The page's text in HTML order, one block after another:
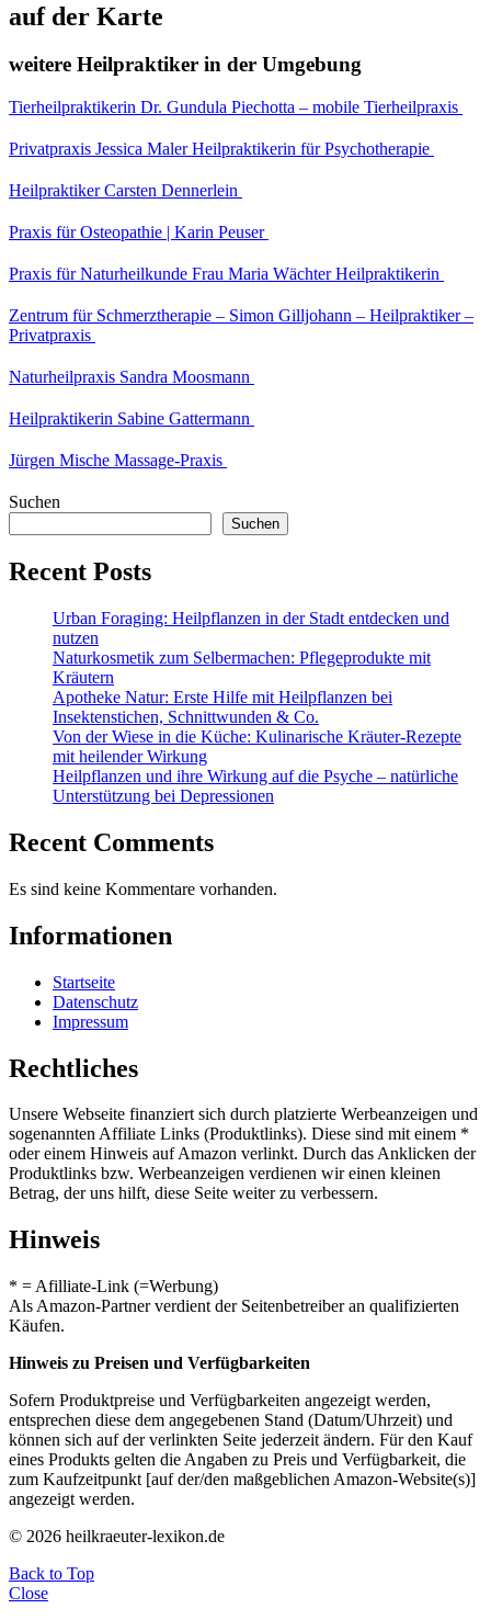
auf der Karte
weitere Heilpraktiker in der Umgebung
Tierheilpraktikerin Dr. Gundula Piechotta – mobile Tierheilpraxis
Privatpraxis Jessica Maler Heilpraktikerin für Psychotherapie
Heilpraktiker Carsten Dennerlein
Praxis für Osteopathie | Karin Peuser
Praxis für Naturheilkunde Frau Maria Wächter Heilpraktikerin
Zentrum für Schmerztherapie – Simon Gilljohann – Heilpraktiker –
Privatpraxis
Naturheilpraxis Sandra Moosmann
Heilpraktikerin Sabine Gattermann
Jürgen Mische Massage-Praxis
Suchen
Suchen
Recent Posts
Urban Foraging: Heilpflanzen in der Stadt entdecken und
nutzen
Naturkosmetik zum Selbermachen: Pflegeprodukte mit
Kräutern
Apotheke Natur: Erste Hilfe mit Heilpflanzen bei
Insektenstichen, Schnittwunden & Co.
Von der Wiese in die Küche: Kulinarische Kräuter-Rezepte
mit heilender Wirkung
Heilpflanzen und ihre Wirkung auf die Psyche – natürliche
Unterstützung bei Depressionen
Recent Comments
Es sind keine Kommentare vorhanden.
Informationen
Startseite
Datenschutz
Impressum
Rechtliches
Unsere Webseite finanziert sich durch platzierte Werbeanzeigen und
sogenannten Affiliate Links (Produktlinks). Diese sind mit einem *
oder einem Hinweis auf Amazon verlinkt. Durch das Anklicken der
Produktlinks bzw. Werbeanzeigen verdienen wir einen kleinen
Betrag, der uns hilft, diese Seite weiter zu verbessern.
Hinweis
* = Afilliate-Link (=Werbung)
Als Amazon-Partner verdient der Seitenbetreiber an qualifizierten
Käufen.
Hinweis zu Preisen und Verfügbarkeiten
Sofern Produktpreise und Verfügbarkeiten angezeigt werden,
entsprechen diese dem angegebenen Stand (Datum/Uhrzeit) und
können sich auf der verlinkten Seite jederzeit ändern. Für den Kauf
eines Produkts gelten die Angaben zu Preis und Verfügbarkeit, die
zum Kaufzeitpunkt [auf der/den maßgeblichen Amazon-Website(s)]
angezeigt werden.
© 2026 heilkraeuter-lexikon.de
Back to Top
Close